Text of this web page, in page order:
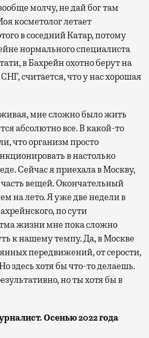
молчу, не дай бог там
косметолог летает
в соседний Катар, потому
нормального специалиста
в Бахрейн охотно берут на
считается, что у нас хорошая
мне сложно было жить
абсолютно все. В какой-то
что организм просто
в настолько
Сейчас я приехала в Москву,
вещей. Окончательный
на лето. Я уже две недели в
по сути
жизни мне пока сложно
к нашему темпу. Да, в Москве
передвижений, от серости,
здесь хотя бы что-то делаешь.
но ты хотя бы в
Осенью 2022 года